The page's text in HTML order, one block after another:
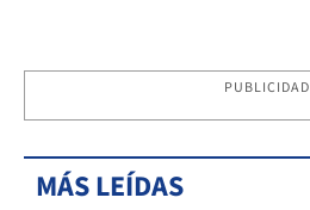
PUBLICIDAD
MÁS LEÍDAS